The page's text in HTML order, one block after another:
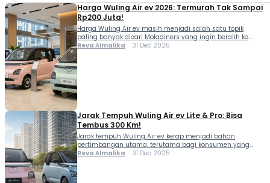
Harga Wuling Air ev 2026: Termurah Tak Sampai
Rp200 Juta!
Harga Wuling Air ev masih menjadi salah satu topik
paling banyak dicari Moladiners yang ingin beralih ke
mobil listrik praktis untuk kebutuhan harian. City car listrik
Reva Almalika 31 Dec 2025
Jarak Tempuh Wuling Air ev Lite & Pro: Bisa
Tembus 300 Km!
Jarak tempuh Wuling Air ev kerap menjadi bahan
pertimbangan utama, terutama bagi konsumen yang
membutuhkan kendaraan ringkas, efisien, dan ekonomis.
Reva Almalika 31 Dec 2025